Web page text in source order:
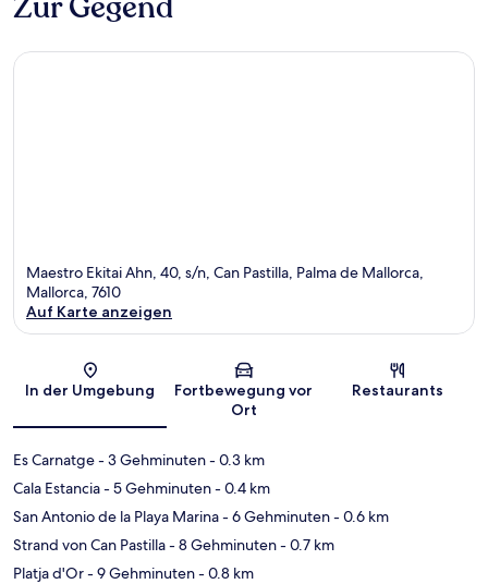
Maestro Ekitai Ahn, 40, s/n, Can Pastilla, Palma de Mallorca,
Mallorca, 7610
Auf Karte anzeigen
In der Umgebung
Fortbewegung vor
Ort
Restaurants
Es Carnatge- 3 Gehminuten- 0.3 km
Cala Estancia- 5 Gehminuten- 0.4 km
San Antonio de la Playa Marina- 6 Gehminuten- 0.6 km
Strand von Can Pastilla- 8 Gehminuten- 0.7 km
Platja d'Or- 9 Gehminuten- 0.8 km